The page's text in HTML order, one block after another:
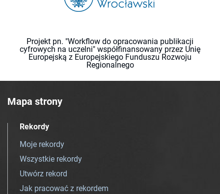
Projekt pn. "Workflow do opracowania publikacji
cyfrowych na uczelni" współfinansowany przez Unię
Europejską z Europejskiego Funduszu Rozwoju
Regionalnego
Mapa strony
Rekordy
Moje rekordy
Wszystkie rekordy
Utwórz rekord
Jak pracować z rekordem